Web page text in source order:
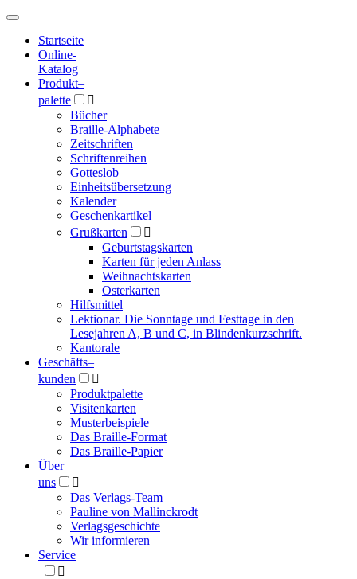
Hauptmenü
Hauptmenü
Startseite
Online-
Katalog
Produkt–
palette

Bücher
Braille-Alphabete
Zeitschriften
Schriftenreihen
Gotteslob
Einheitsübersetzung
Kalender
Geschenkartikel
Grußkarten

Geburtstagskarten
Karten für jeden Anlass
Weihnachtskarten
Osterkarten
Hilfsmittel
Lektionar. Die Sonntage und Festtage in den
Lesejahren A, B und C, in Blindenkurzschrift.
Kantorale
Geschäfts­–
kunden

Produktpalette
Visitenkarten
Musterbeispiele
Das Braille-Format
Das Braille-Papier
Über
uns

Das Verlags-Team
Pauline von Mallinckrodt
Verlagsgeschichte
Wir informieren
Service
